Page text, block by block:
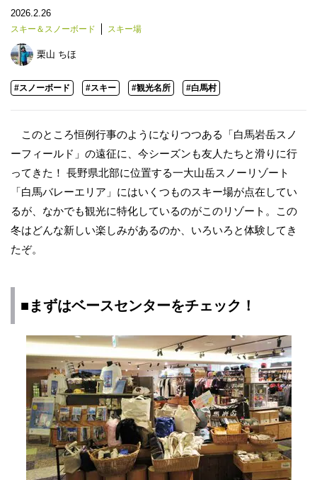
2026.2.26
スキー＆スノーボード スキー場
栗山 ちほ
#スノーボード #スキー #観光名所 #白馬村
このところ恒例行事のようになりつつある「白馬岩岳スノ
ーフィールド」の遠征に、今シーズンも友人たちと滑りに行
ってきた！ 長野県北部に位置する一大山岳スノーリゾート
「白馬バレーエリア」にはいくつものスキー場が点在してい
るが、なかでも観光に特化しているのがこのリゾート。この
冬はどんな新しい楽しみがあるのか、いろいろと体験してき
たぞ。
■まずはベースセンターをチェック！